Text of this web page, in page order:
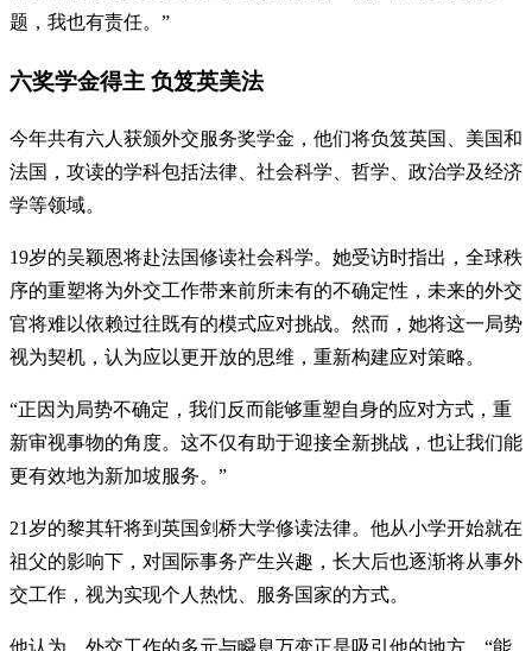
题，我也有责任。”
六奖学金得主 负笈英美法
今年共有六人获颁外交服务奖学金，他们将负笈英国、美国和
法国，攻读的学科包括法律、社会科学、哲学、政治学及经济
学等领域。
19岁的吴颖恩将赴法国修读社会科学。她受访时指出，全球秩
序的重塑将为外交工作带来前所未有的不确定性，未来的外交
官将难以依赖过往既有的模式应对挑战。然而，她将这一局势
视为契机，认为应以更开放的思维，重新构建应对策略。
“正因为局势不确定，我们反而能够重塑自身的应对方式，重
新审视事物的角度。这不仅有助于迎接全新挑战，也让我们能
更有效地为新加坡服务。”
21岁的黎其轩将到英国剑桥大学修读法律。他从小学开始就在
祖父的影响下，对国际事务产生兴趣，长大后也逐渐将从事外
交工作，视为实现个人热忱、服务国家的方式。